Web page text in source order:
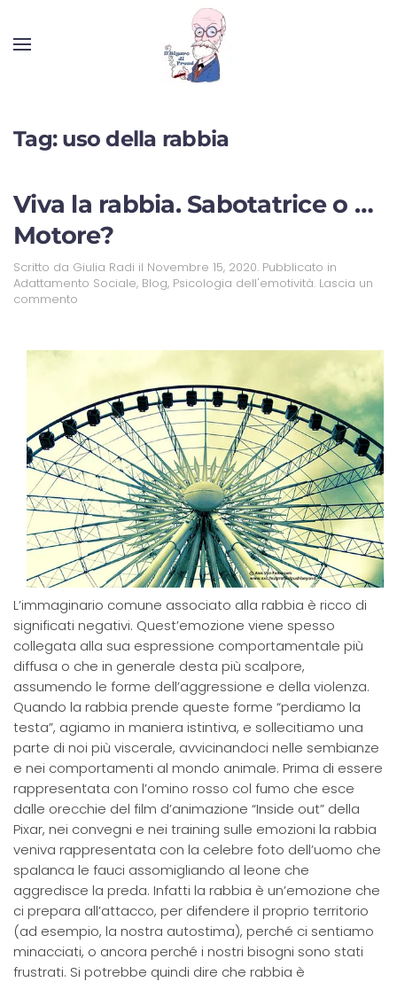
Tag: uso della rabbia
Viva la rabbia. Sabotatrice o …
Motore?
Scritto da Giulia Radi il Novembre 15, 2020. Pubblicato in
Adattamento Sociale, Blog, Psicologia dell'emotività. Lascia un
commento
L’immaginario comune associato alla rabbia è ricco di
significati negativi. Quest’emozione viene spesso
collegata alla sua espressione comportamentale più
diffusa o che in generale desta più scalpore,
assumendo le forme dell’aggressione e della violenza.
Quando la rabbia prende queste forme “perdiamo la
testa”, agiamo in maniera istintiva, e sollecitiamo una
parte di noi più viscerale, avvicinandoci nelle sembianze
e nei comportamenti al mondo animale. Prima di essere
rappresentata con l’omino rosso col fumo che esce
dalle orecchie del film d’animazione “Inside out” della
Pixar, nei convegni e nei training sulle emozioni la rabbia
veniva rappresentata con la celebre foto dell’uomo che
spalanca le fauci assomigliando al leone che
aggredisce la preda. Infatti la rabbia è un’emozione che
ci prepara all’attacco, per difendere il proprio territorio
(ad esempio, la nostra autostima), perché ci sentiamo
minacciati, o ancora perché i nostri bisogni sono stati
frustrati. Si potrebbe quindi dire che rabbia è